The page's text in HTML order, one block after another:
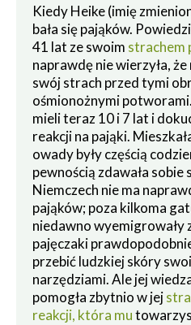
Kiedy Heike (imię
bała się pająków.
41 lat ze swoim strachem
naprawdę nie wierzyła,
swój strach przed tymi
ośmionożnymi
mieli teraz 10 i 7 lat i
reakcji na pająki.
owady były częścią
pewnością zdawała sobie
Niemczech nie ma
pająków; poza kilkoma
niedawno wyemigrowały
pajęczaki
przebić ludzkiej skóry
narzędziami. Ale jej
pomogła zbytnio w jej
reakcji, która mu